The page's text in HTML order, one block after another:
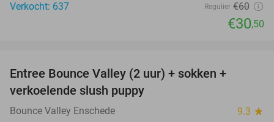
Verkocht: 637
Regulier €60
€30,50
Entree Bounce Valley (2 uur) + sokken +
verkoelende slush puppy
Bounce Valley Enschede 9.3 star